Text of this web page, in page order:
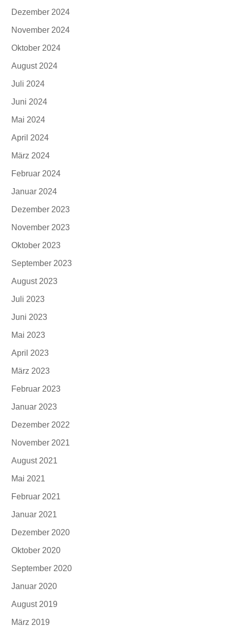
Dezember 2024
November 2024
Oktober 2024
August 2024
Juli 2024
Juni 2024
Mai 2024
April 2024
März 2024
Februar 2024
Januar 2024
Dezember 2023
November 2023
Oktober 2023
September 2023
August 2023
Juli 2023
Juni 2023
Mai 2023
April 2023
März 2023
Februar 2023
Januar 2023
Dezember 2022
November 2021
August 2021
Mai 2021
Februar 2021
Januar 2021
Dezember 2020
Oktober 2020
September 2020
Januar 2020
August 2019
März 2019